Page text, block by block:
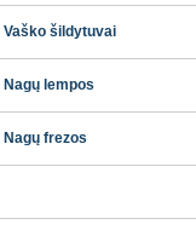
Vaško šildytuvai
Nagų lempos
Nagų frezos